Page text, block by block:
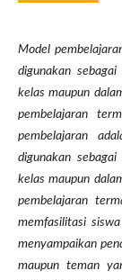
Model
digunakan
kelas maupun
pembelajaran
pembelajaran
digunakan
kelas maupun
pembelajaran
memfasilitasi
menyampaikan
maupun teman